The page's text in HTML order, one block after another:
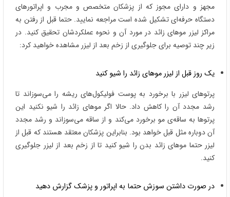
مجهز و دارای مجوز که از پزشکان متخصص و مجرب و اپراتورهای
دستگاه حرفه‌ای تشکیل شده است مراجعه نمایید. حتما قبل از رفتن به
مراکز لیزر موهای زائد در مورد آن و نحوه عملکردشان تحقیق کنید. در
زیر چند توصیه برای جلوگیری از زخم بعد از لیزر مشاهده خواهید کرد:
یک روز قبل از لیزر موهای زائد را شیو کنید
پرتوهای لیزر با برخورد به پوست فولیکول‌های ریشه را می‌سوزاند تا
رشد مجدد آن را کاهش داد. حالا اگر موهای زائد را شیو نکنید این
پرتوها به ساقه‌ی مو برخورد می‌کند و از ساقه می‌سوزاند و رشد مجدد
آن دوباره مثل قبل خواهد بود. بنابراین پزشکان معتقد هستند که قبل از
لیزر حتما موهای زائد بدن را شیو کنید تا از زخم بعد از لیزر جلوگیری
کنید.
در صورت داشتن سوزش حتما به اپراتور و پزشک گزارش دهید